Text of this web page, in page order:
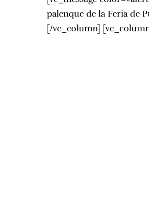
palenque de la Feria de
[/vc_column]